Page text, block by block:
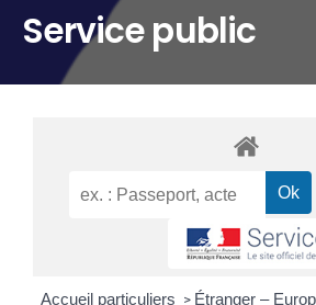
Service public
Accueil particuliers > Étranger –